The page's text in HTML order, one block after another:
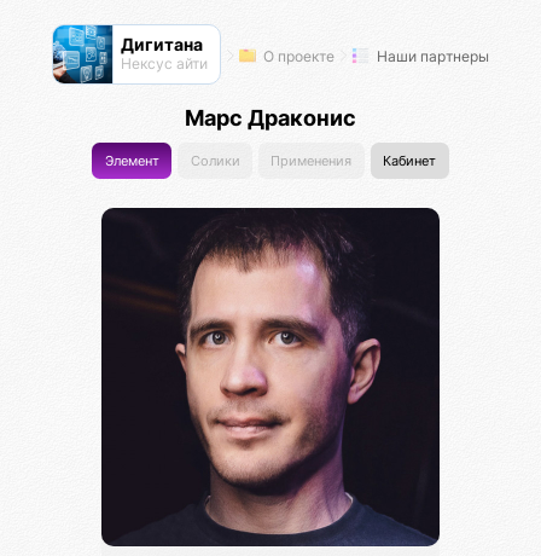
Дигитана
Нексус айти О проекте Наши партнеры
Марс Драконис
Элемент Солики Применения Кабинет